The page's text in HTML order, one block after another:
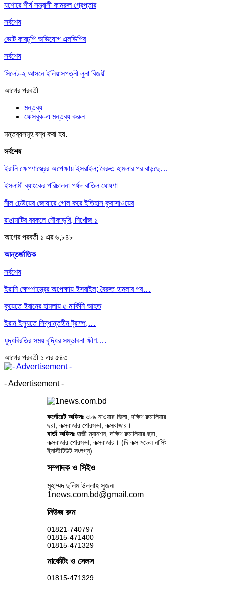
যশোরে শীর্ষ সন্ত্রাসী কামরুল গ্রেপ্তার
সর্বশেষ
ভোট কারচুপি অভিযোগ এলডিপির
সর্বশেষ
সিলেট-২ আসনে ইলিয়াসপত্নী লুনা বিজয়ী
আগেরপরবর্তী
মন্তব্য
ফেসবুক-এ মন্তব্য করুন
মন্তব্যসমূহ বন্ধ করা হয়.
সর্বশেষ
ইরানি ক্ষেপণাস্ত্রের অপেক্ষায় ইসরাইল; বৈরুত হামলার পর বাড়ছে…
ইসলামী ব্যাংকের পরিচালনা পর্ষদ বাতিল ঘোষণা
নীল ঢেউয়ের জোয়ারে গোল করে ইতিহাস কুরাসাওয়ের
রাঙামাটির বরকলে নৌকাডুবি, নিখোঁজ ১
আগেরপরবর্তী ১ এর ৬,৮৪৮
আন্তর্জাতিক
সর্বশেষ
ইরানি ক্ষেপণাস্ত্রের অপেক্ষায় ইসরাইল; বৈরুত হামলার পর…
কুয়েতে ইরানের হামলায় ৫ মার্কিনি আহত
ইরান ইস্যুতে সিদ্ধান্তহীন ট্রাম্প,…
যুদ্ধবিরতির সময় বৃদ্ধির সম্ভাবনা ক্ষীণ,…
আগেরপরবর্তী ১ এর ৫৪৩
- Advertisement -
কর্পোরেট অফিসঃ ৩৮৯ নাওয়ার ভিলা, দক্ষিণ রুমালিয়ার
ছরা, কক্সবাজার পৌরসভা, কক্সবাজার।
বার্তা অফিসঃহাজী ম্যানশন, দক্ষিণ রুমালিয়ার ছরা,
কক্সবাজার পৌরসভা, কক্সবাজার। (দি কক্স মডেল নার্সিং
ইনস্টিটিউট সংলগ্ন)
সম্পাদক ও সিইও
মুহাম্মদ ছলিম উল্লাহ সুজন
1news.com.bd@gmail.com
নিউজ রুম
01821-740797
01815-471400
01815-471329
মার্কেটিং ও সেলস
01815-471329